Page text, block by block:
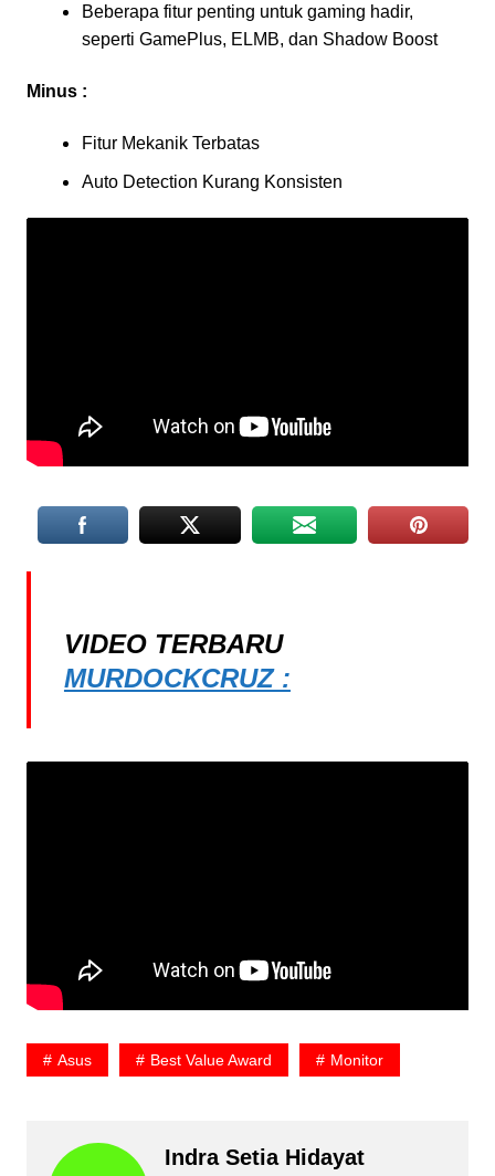
Beberapa fitur penting untuk gaming hadir,
seperti GamePlus, ELMB, dan Shadow Boost
Minus :
Fitur Mekanik Terbatas
Auto Detection Kurang Konsisten
VIDEO TERBARU
MURDOCKCRUZ :
Asus Best Value Award Monitor
Indra Setia Hidayat